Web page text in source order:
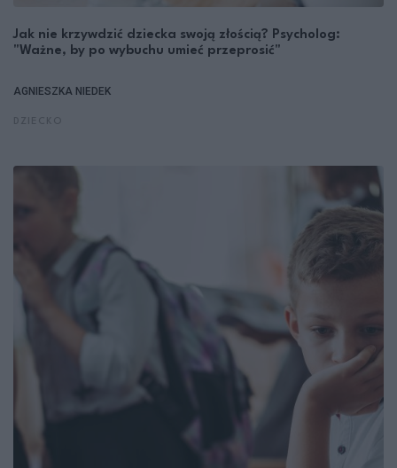
Jak nie krzywdzić dziecka swoją złością? Psycholog:
"Ważne, by po wybuchu umieć przeprosić"
AGNIESZKA NIEDEK